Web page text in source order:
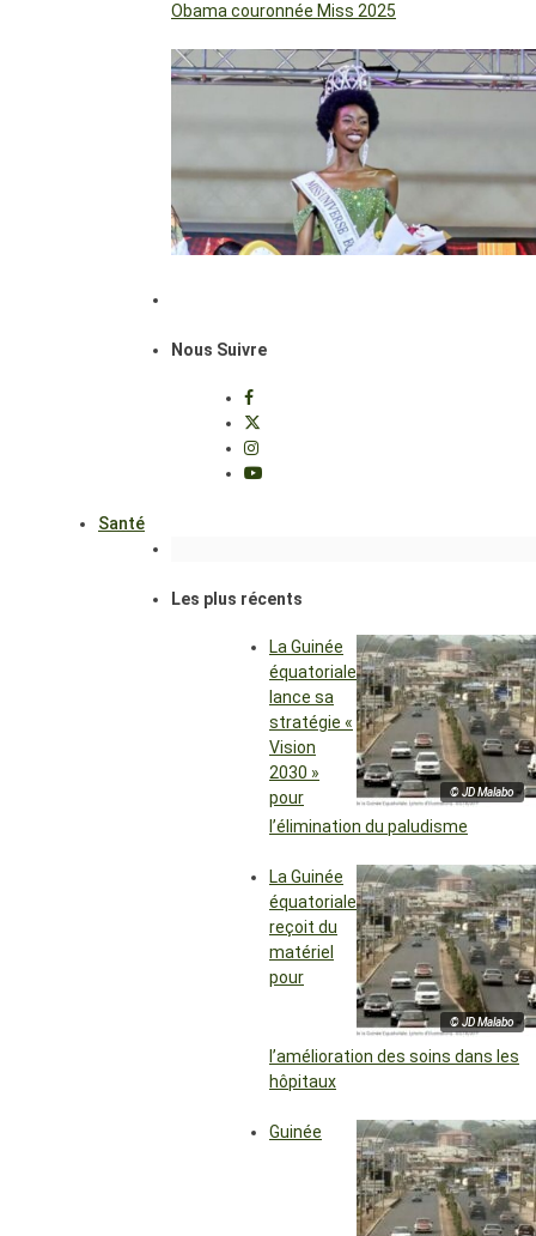
Obama couronnée Miss 2025
Nous Suivre
Santé
Les plus récents
© JD Malabo
La Guinée
équatoriale
lance sa
stratégie «
Vision
2030 »
pour
l’élimination du paludisme
© JD Malabo
La Guinée
équatoriale
reçoit du
matériel
pour
l’amélioration des soins dans les
hôpitaux
Guinée